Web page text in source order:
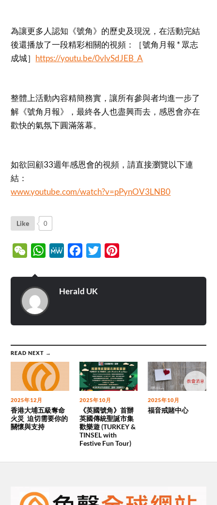
為讓更多人認知《號角》的歷史及現況，在活動完結
後還播放了一段精彩相關的視頻：［號角月報 * 眾志
成城］ https://youtu.be/0vlvSdJEB_A
整體上活動內容精簡務實，讓所有參與者均進一步了
解《號角月報》，最終各人也盡興而去，感恩會亦在
歡快的氣氛下圓滿落幕。
如欲回顧33週年感恩會的視頻，請直接瀏覽以下連
結：
www.youtube.com/watch?v=pPynOV3LNB0
Like 0
WeChatWhatsApp
MeWe Facebook
Twitter
Herald UK
READ NEXT →
2025年12月
香港大埔五級奪命
火災 迫切需要你的
關懷與支持
2025年10月
《英國號角》首辦
英國傳統聖誕市集
歡樂遊 (TURKEY &
TINSEL with
Festive Fun Tour)
2025年10月
福音戒賭中心